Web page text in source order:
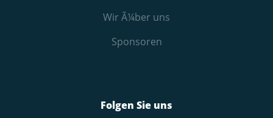
Wir Ã¼ber uns
Sponsoren
Folgen Sie uns